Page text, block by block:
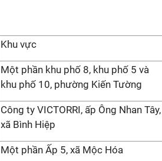
Khu vực
Một phần khu phố 8, khu phố 5 và
khu phố 10, phường Kiến Tường
Công ty VICTORRI, ấp Ông Nhan Tây,
xã Bình Hiệp
Một phần Ấp 5, xã Mộc Hóa